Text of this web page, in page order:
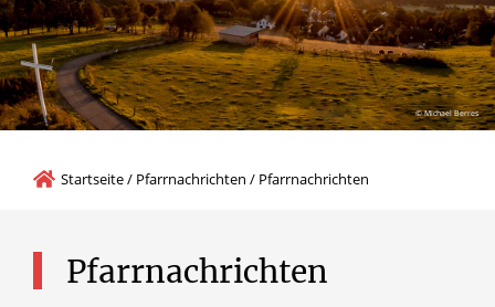
© Michael Berres
Startseite/ Pfarrnachrichten / Pfarrnachrichten
Pfarrnachrichten